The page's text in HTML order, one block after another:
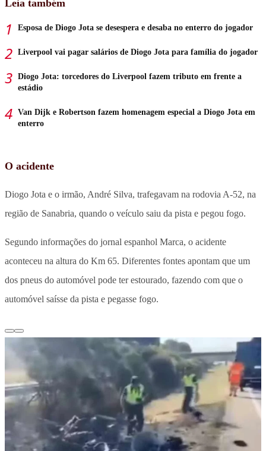
Leia também
Esposa de Diogo Jota se desespera e desaba no enterro do jogador
Liverpool vai pagar salários de Diogo Jota para família do jogador
Diogo Jota: torcedores do Liverpool fazem tributo em frente a
estádio
Van Dijk e Robertson fazem homenagem especial a Diogo Jota em
enterro
O acidente
Diogo Jota e o irmão, André Silva, trafegavam na rodovia A-52, na
região de Sanabria, quando o veículo saiu da pista e pegou fogo.
Segundo informações do jornal espanhol Marca, o acidente
aconteceu na altura do Km 65. Diferentes fontes apontam que um
dos pneus do automóvel pode ter estourado, fazendo com que o
automóvel saísse da pista e pegasse fogo.